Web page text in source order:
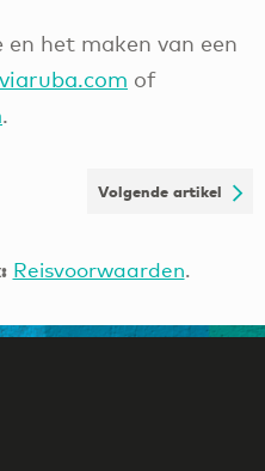
het maken van een
of
.
Volgende artikel
Reisvoorwaarden.